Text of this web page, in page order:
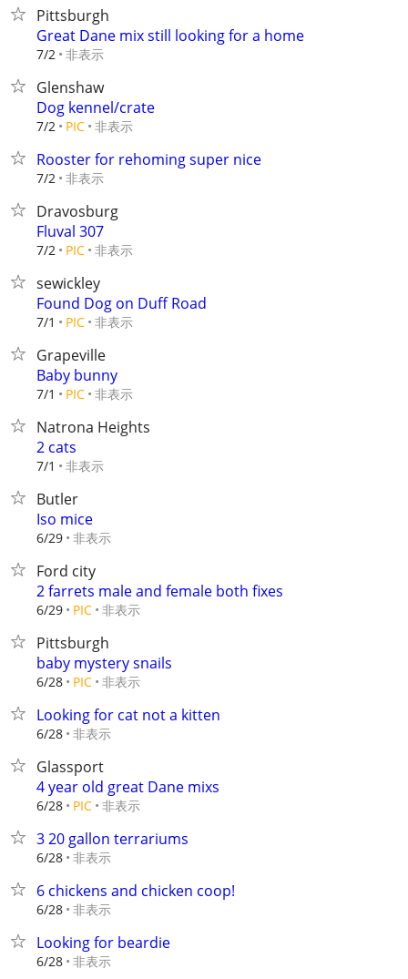
Pittsburgh
Great Dane mix still looking for a home
7/2 非表示
Glenshaw
Dog kennel/crate
7/2 PIC 非表示
Rooster for rehoming super nice
7/2 非表示
Dravosburg
Fluval 307
7/2 PIC 非表示
sewickley
Found Dog on Duff Road
7/1 PIC 非表示
Grapeville
Baby bunny
7/1 PIC 非表示
Natrona Heights
2 cats
7/1 非表示
Butler
Iso mice
6/29 非表示
Ford city
2 farrets male and female both fixes
6/29 PIC 非表示
Pittsburgh
baby mystery snails
6/28 PIC 非表示
Looking for cat not a kitten
6/28 非表示
Glassport
4 year old great Dane mixs
6/28 PIC 非表示
3 20 gallon terrariums
6/28 非表示
6 chickens and chicken coop!
6/28 非表示
Looking for beardie
6/28 非表示